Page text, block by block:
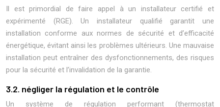
Il est primordial de faire appel à un installateur certifié et
expérimenté (RGE). Un installateur qualifié garantit une
installation conforme aux normes de sécurité et d’efficacité
énergétique, évitant ainsi les problèmes ultérieurs. Une mauvaise
installation peut entraîner des dysfonctionnements, des risques
pour la sécurité et l’invalidation de la garantie.
3.2. négliger la régulation et le contrôle
Un système de régulation performant (thermostat